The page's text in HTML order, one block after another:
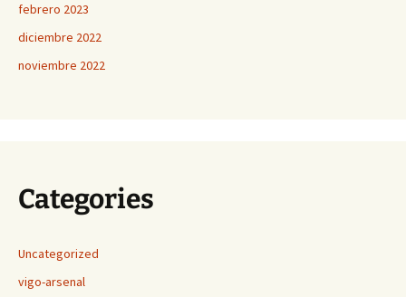
febrero 2023
diciembre 2022
noviembre 2022
Categories
Uncategorized
vigo-arsenal